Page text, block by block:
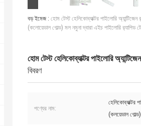
বড় ইমেজ : হোম টেস্ট হেলিকোব্যাক্টর পাইলোরি অ্যান্টিজেন
(কলোয়েডাল গোল্ড) মল নমুনা দ্বারা এইচ পাইলোরি র‍্যাপিড
হোম টেস্ট হেলিকোব্যাক্টর পাইলোরি
বিবরণ
পণ্যের নাম:
হেলিকোব্যাক্টর
(কলয়েডাল গোল্ড)